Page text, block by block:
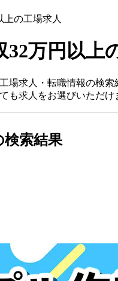
上の工場求人
32万円以上
場求人・転職情報の検
も求人をお選びいただけ
検索結果